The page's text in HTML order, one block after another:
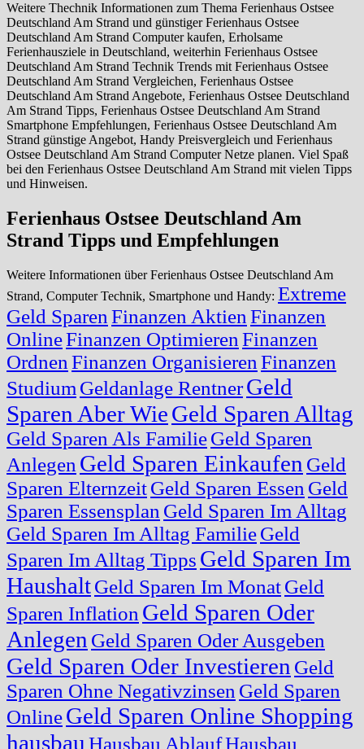
Weitere Thechnik Informationen zum Thema Ferienhaus Ostsee
Deutschland Am Strand und günstiger Ferienhaus Ostsee
Deutschland Am Strand Computer kaufen, Erholsame
Ferienhausziele in Deutschland, weiterhin Ferienhaus Ostsee
Deutschland Am Strand Technik Trends mit Ferienhaus Ostsee
Deutschland Am Strand Vergleichen, Ferienhaus Ostsee
Deutschland Am Strand Angebote, Ferienhaus Ostsee Deutschland
Am Strand Tipps, Ferienhaus Ostsee Deutschland Am Strand
Smartphone Empfehlungen, Ferienhaus Ostsee Deutschland Am
Strand günstige Angebot, Handy Preisvergleich und Ferienhaus
Ostsee Deutschland Am Strand Computer Netze planen. Viel Spaß
bei den Ferienhaus Ostsee Deutschland Am Strand mit vielen Tipps
und Hinweisen.
Ferienhaus Ostsee Deutschland Am
Strand Tipps und Empfehlungen
Weitere Informationen über Ferienhaus Ostsee Deutschland Am
Strand, Computer Technik, Smartphone und Handy: Extreme
Geld Sparen Finanzen Aktien Finanzen
OnlineFinanzen Optimieren Finanzen
Ordnen Finanzen Organisieren Finanzen
Studium Geldanlage RentnerGeld
Sparen Aber WieGeld Sparen Alltag
Geld Sparen Als FamilieGeld Sparen
Anlegen Geld Sparen Einkaufen Geld
Sparen ElternzeitGeld Sparen Essen Geld
Sparen Essensplan Geld Sparen Im Alltag
Geld Sparen Im Alltag FamilieGeld
Sparen Im Alltag Tipps Geld Sparen Im
HaushaltGeld Sparen Im MonatGeld
Sparen Inflation Geld Sparen Oder
Anlegen Geld Sparen Oder Ausgeben
Geld Sparen Oder Investieren Geld
Sparen Ohne Negativzinsen Geld Sparen
OnlineGeld Sparen Online Shopping
hausbau Hausbau AblaufHausbau